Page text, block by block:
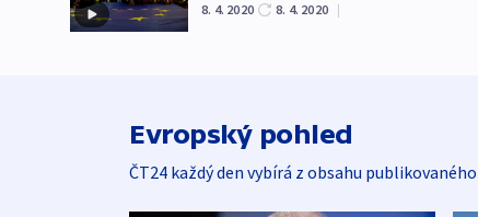
8. 4. 2020 8. 4. 2020 |
Evropský pohled
ČT24 každý den vybírá z obsahu